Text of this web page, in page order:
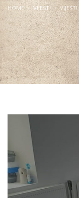
HOME VIJESTI VIJESTI